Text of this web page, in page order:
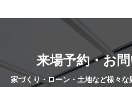
の
ジ
送
来場予約・お
家づくり・ローン・土地など様々な